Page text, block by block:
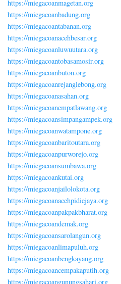
https://miegacoanmagetan.org
https://miegacoanbadung.org
https://miegacoantabanan.org
https://miegacoanacehbesar.org
https://miegacoanluwuutara.org
https://miegacoantobasamosir.org
https://miegacoanbuton.org
https://miegacoanrejanglebong.org
https://miegacoanasahan.org
https://miegacoanempatlawang.org
https://miegacoansimpangampek.org
https://miegacoanwatampone.org
https://miegacoanbaritoutara.org
https://miegacoanpurworejo.org
https://miegacoansumbawa.org
https://miegacoankutai.org
https://miegacoanjailolokota.org
https://miegacoanacehpidiejaya.org
https://miegacoanpakpakbharat.org
https://miegacoandemak.org
https://miegacoansarolangun.org
https://miegacoanlimapuluh.org
https://miegacoanbengkayang.org
https://miegacoancempakaputih.org
https://miegacoangunungsahari.org